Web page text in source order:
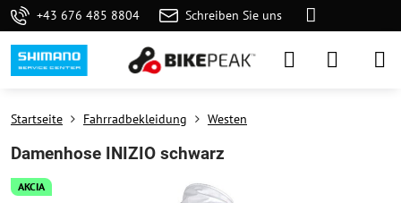
+43 676 485 8804 Schreiben Sie uns
AKCIA
Startseite Fahrradbekleidung Westen
Damenhose INIZIO schwarz